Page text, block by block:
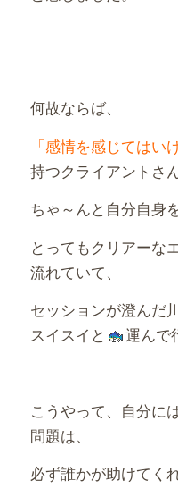
何故ならば、
「感情を感じてはい
持つクライアントさ
ちゃ～んと自分自身
とってもクリアーな
流れていて、
セッションが澄んだ
スイスイと
運んで
こうやって、自分に
問題は、
必ず誰かが助けてく